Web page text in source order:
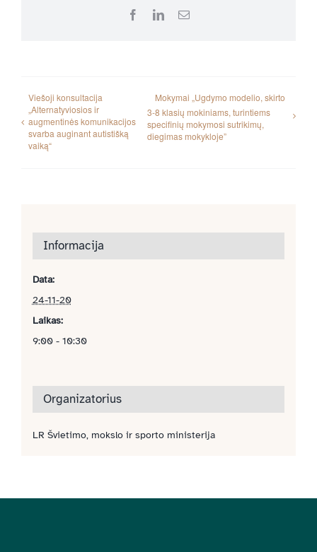
FacebookLinkedInEmail
Viešoji konsultacija
„Alternatyviosios ir
augmentinės komunikacijos
svarba auginant autistišką
vaiką“
Mokymai „Ugdymo modelio, skirto
3-8 klasių mokiniams, turintiems
specifinių mokymosi sutrikimų,
diegimas mokykloje”
Informacija
Data:
24-11-20
Laikas:
9:00 - 10:30
Organizatorius
LR Švietimo, mokslo ir sporto ministerija